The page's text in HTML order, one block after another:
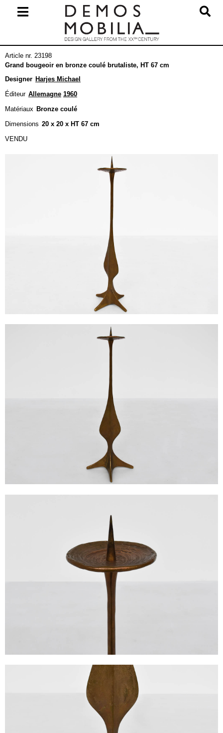
Navigation
Article nr. 23198
Grand bougeoir en bronze coulé brutaliste, HT 67 cm
Designer Harjes Michael
Éditeur Allemagne 1960
Matériaux Bronze coulé
Dimensions 20 x 20 x HT 67 cm
VENDU